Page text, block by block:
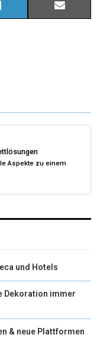
D
N
Aspekte zu einem
und Hotels
Dekoration immer
& neue Plattformen